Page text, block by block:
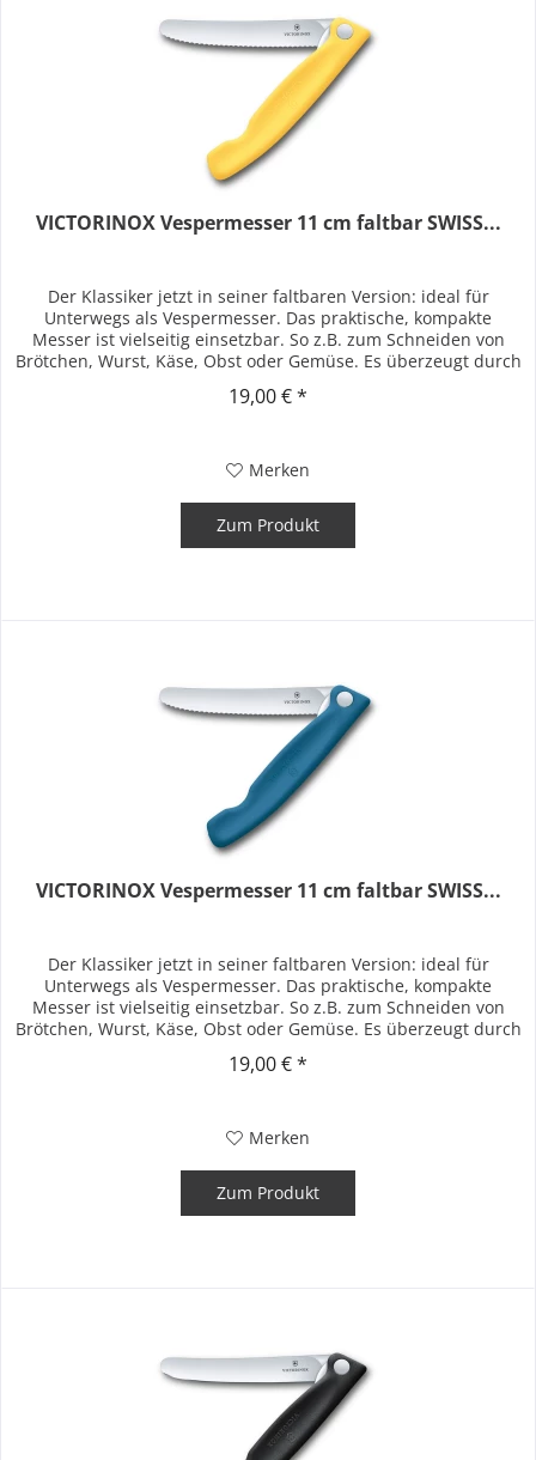
VICTORINOX Vespermesser 11 cm faltbar SWISS...
Der Klassiker jetzt in seiner faltbaren Version: ideal für
Unterwegs als Vespermesser. Das praktische, kompakte
Messer ist vielseitig einsetzbar. So z.B. zum Schneiden von
Brötchen, Wurst, Käse, Obst oder Gemüse. Es überzeugt durch
19,00 € *
Merken
Zum Produkt
VICTORINOX Vespermesser 11 cm faltbar SWISS...
Der Klassiker jetzt in seiner faltbaren Version: ideal für
Unterwegs als Vespermesser. Das praktische, kompakte
Messer ist vielseitig einsetzbar. So z.B. zum Schneiden von
Brötchen, Wurst, Käse, Obst oder Gemüse. Es überzeugt durch
19,00 € *
Merken
Zum Produkt